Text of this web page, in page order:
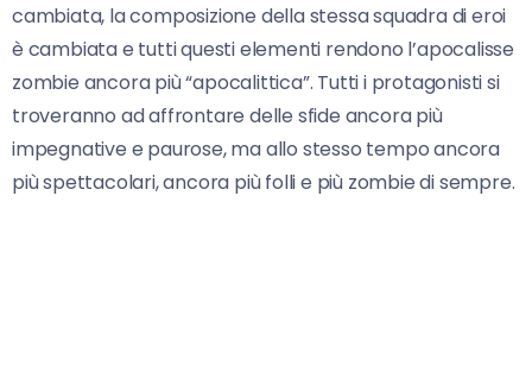
cambiata, la composizione della stessa squadra di eroi
è cambiata e tutti questi elementi rendono l’apocalisse
zombie ancora più “apocalittica”. Tutti i protagonisti si
troveranno ad affrontare delle sfide ancora più
impegnative e paurose, ma allo stesso tempo ancora
più spettacolari, ancora più folli e più zombie di sempre.